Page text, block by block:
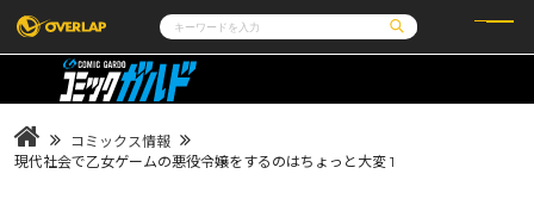
コミック
LiQulle
ラブパルフェ
ライトノベル
ロサージュノベルス
その他 通販・NEWS
コミックス情報
現代社会で乙女ゲームの悪役令嬢をするのはちょっと大変 1